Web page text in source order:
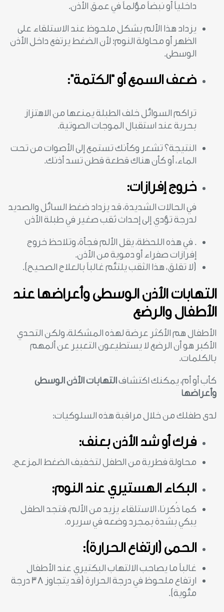
داخلياً أو نبضاً مؤلماً في عمق الأذن.
يزداد هذا الألم بشكل ملحوظ عند الاستلقاء على
الظهر أو محاولة النوم؛ لأن الضغط يرتفع داخل الأذن
الوسطى.
ضعف السمع أو “الكتمة”:
تراكم السوائل خلف الطبلة يمنعها من الاهتزاز
بحرية عند استقبال الموجات الصوتية.
النتيجة؟ تشعر وكأنك تستمع إلى الأصوات من تحت
الماء، أو كأن هناك قطعة قطن تسد أذنك.
خروج إفرازات:
في الحالات الشديدة، قد يزداد ضغط السائل والصديد
لدرجة تؤدي إلى إحداث ثقب صغير في طبلة الأذن
. في هذه اللحظة، يقل الألم فجأة، وتلاحظ خروج
إفرازات صفراء أو دموية من الأذن.
(لا تقلق، هذا الثقب يلتئم غالباً بالعلاج الصحيح).
التهابات الأذن الوسطى وأعراضها عند
الأطفال والرضع
الأطفال هم الأكثر عرضة لهذه المشكلة، ولكن التحدي
الأكبر هو أن الرضع لا يستطيعون التعبير عن ألمهم
بالكلمات.
كأب أو أم، يمكنك اكتشافالتهابات الأذن الوسطى
وأعراضها
لدى طفلك من خلال مراقبة هذه السلوكيات:
فرك أو شد الأذن بعنف:
محاولة فطرية من الطفل لتخفيف الضغط المزعج.
البكاء الهستيري عند النوم:
كما ذُكرنا، الاستلقاء يزيد من الألم، فتجد الطفل
يبكي بشدة بمجرد وضعه في سريره.
الحمى (ارتفاع الحرارة):
غالباً ما يصاحب الالتهاب البكتيري عند الأطفال
ارتفاع ملحوظ في درجة الحرارة (قد يتجاوز 38 درجة
مئوية).